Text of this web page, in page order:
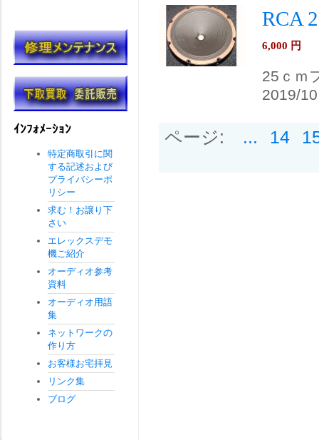
RCA
6,000 円
25ｃｍ
2019/10
ページ: ... 14
ｲﾝﾌｫﾒｰｼｮﾝ
特定商取引に関
する記述および
プライバシーポ
リシー
求む！お譲り下
さい
エレックスデモ
機ご紹介
オーディオ参考
資料
オーディオ用語
集
ネットワークの
作り方
お客様お宅拝見
リンク集
ブログ